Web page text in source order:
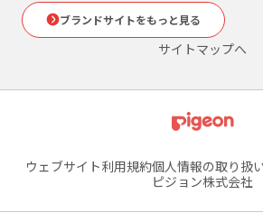
ブランドサイトをもっと見る
サイトマップへ
ウェブサイト利用規約個人情報の取り扱
ピジョン株式会社